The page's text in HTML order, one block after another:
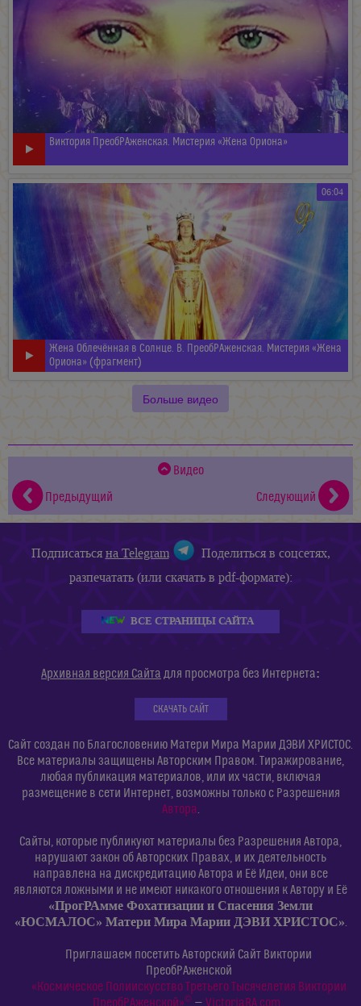
Виктория ПреобРАженская. Мистерия «Жена Ориона»
06:04
Жена Облечённая в Солнце. В. ПреобРАженская. Мистерия «Жена
Ориона» (фрагмент)
Больше видео
Видео
Предыдущий
Следующий
Подписатьсяна Telegram
Поделиться в соцсетях,
разпечатать (или скачать в pdf-формате):
ВСЕ СТРАНИЦЫ САЙТА
Архивная версия Сайта для просмотра без Интернета:
СКАЧАТЬ САЙТ
Сайт создан по Благословению Матери Мира Марии ДЭВИ ХРИСТОС.
Все материалы защищены Авторским Правом. Тиражирование,
любая публикация материалов, или их части, включая
размещение в сети Интернет, возможны только с Разрешения
Автора.
Сайты, которые публикуют материалы без Разрешения Автора,
нарушают закон об Авторских Правах, и их деятельность
направлена на дискредитацию Автора и Её Идеи, они все
являются ложными и не имеют никакого отношения к Автору и Её
«ПрогРАмме Фохатизации и Спасения Земли
«ЮСМАЛОС» Матери Мира Марии ДЭВИ ХРИСТОС».
Приглашаем посетить Авторский Сайт Виктории
ПреобРАженской
«Космическое Полиискусство Третьего Тысячелетия Виктории
ПреобРАженской»©— VictoriaRA.com